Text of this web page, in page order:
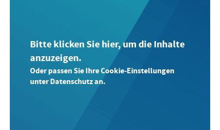
Bitte klicken Sie hier, um die Inhalte
anzuzeigen.
Oder passen Sie Ihre Cookie-Einstellungen
unter Datenschutz an.